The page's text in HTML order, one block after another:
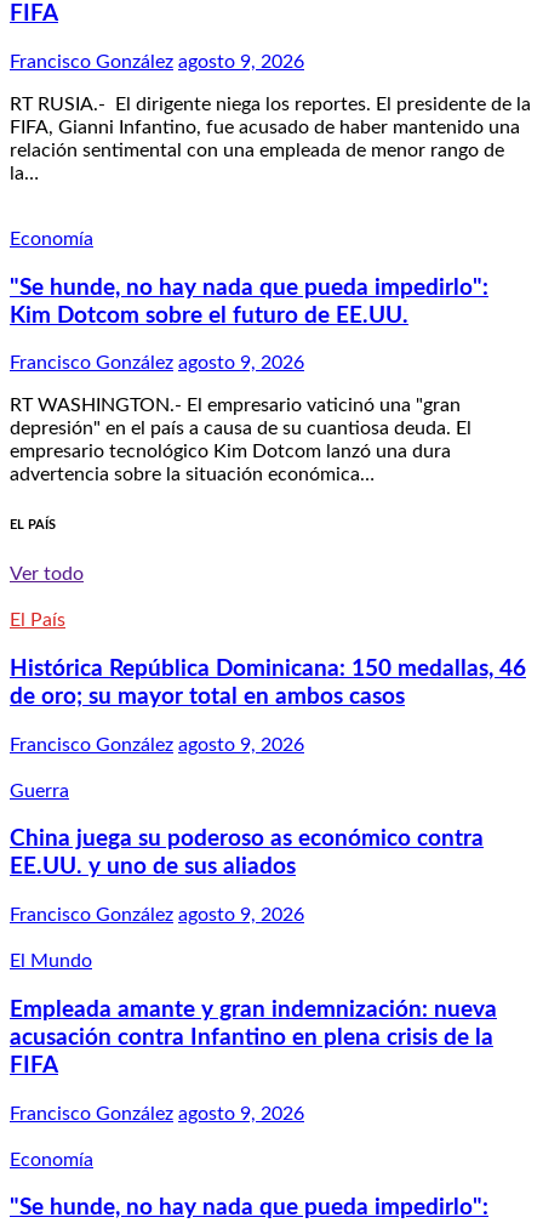
FIFA
Francisco González agosto 9, 2026
RT RUSIA.- El dirigente niega los reportes. El presidente de la
FIFA, Gianni Infantino, fue acusado de haber mantenido una
relación sentimental con una empleada de menor rango de
la…
Economía
"Se hunde, no hay nada que pueda impedirlo":
Kim Dotcom sobre el futuro de EE.UU.
Francisco González agosto 9, 2026
RT WASHINGTON.- El empresario vaticinó una "gran
depresión" en el país a causa de su cuantiosa deuda. El
empresario tecnológico Kim Dotcom lanzó una dura
advertencia sobre la situación económica…
EL PAÍS
Ver todo
El País
Histórica República Dominicana: 150 medallas, 46
de oro; su mayor total en ambos casos
Francisco González agosto 9, 2026
Guerra
China juega su poderoso as económico contra
EE.UU. y uno de sus aliados
Francisco González agosto 9, 2026
El Mundo
Empleada amante y gran indemnización: nueva
acusación contra Infantino en plena crisis de la
FIFA
Francisco González agosto 9, 2026
Economía
"Se hunde, no hay nada que pueda impedirlo":